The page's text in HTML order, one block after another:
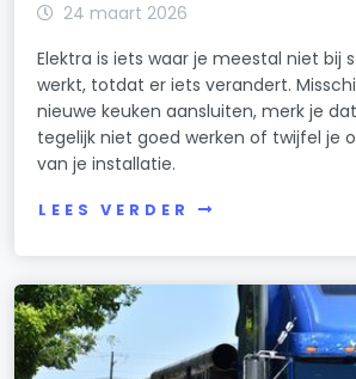
24 maart 2026
Elektra is iets waar je meestal niet bij
werkt, totdat er iets verandert.
nieuwe keuken aansluiten, merk je
tegelijk niet goed werken of twijfel je
van je installatie.
LEES VERDER